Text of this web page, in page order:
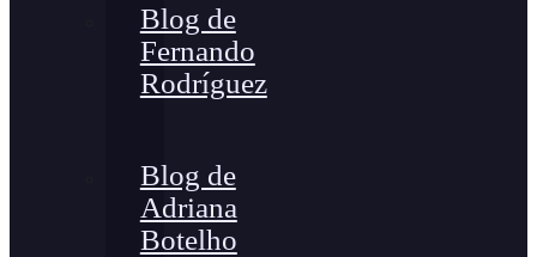
Blog de
Fernando
Rodríguez
Blog de
Adriana
Botelho